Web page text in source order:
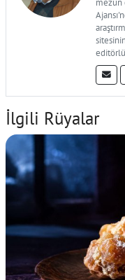
İlgili Rüyalar